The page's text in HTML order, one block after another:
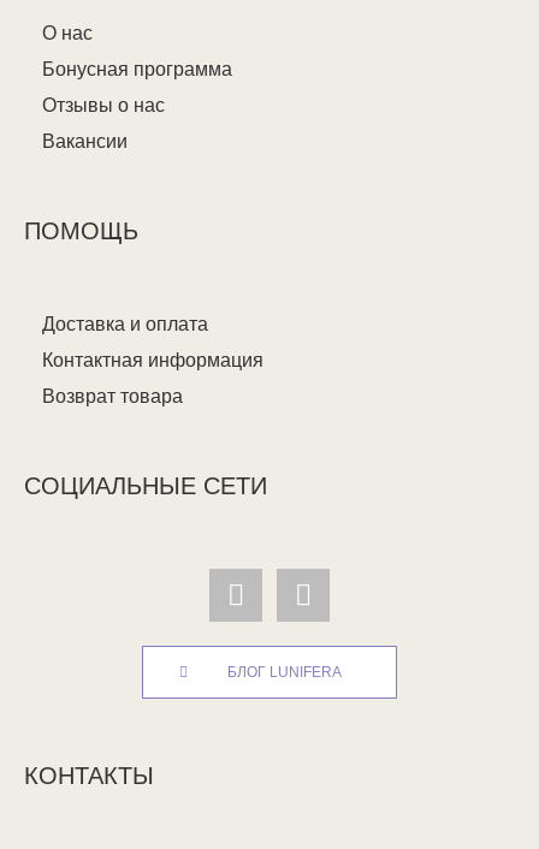
О нас
Бонусная программа
Отзывы о нас
Вакансии
ПОМОЩЬ
Доставка и оплата
Контактная информация
Возврат товара
СОЦИАЛЬНЫЕ СЕТИ
БЛОГ LUNIFERA
КОНТАКТЫ